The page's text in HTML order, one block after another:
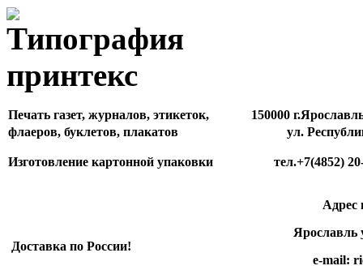
Печать газет, журналов, этикеток,
150000
флаеров, буклетов, плакатов
ул.
Изготовление картонной упаковки тел.+7(4852) 20-
Доставка по России!
Адрес
Ярославль
e-mail: rico-